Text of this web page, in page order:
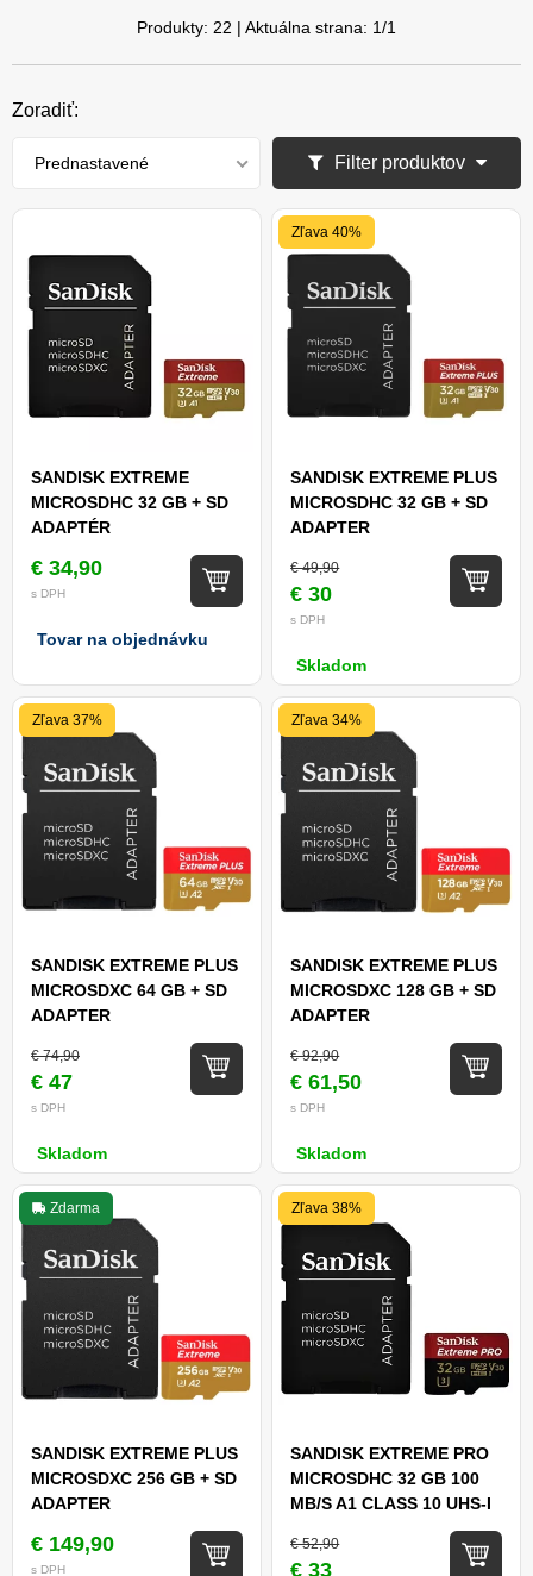
Produkty: 22 | Aktuálna strana: 1/1
Zoradiť:
Prednastavené Filter produktov
SANDISK EXTREME
MICROSDHC 32 GB + SD
ADAPTÉR
€ 34,90
s DPH
Tovar na objednávku
Zľava 40%
SANDISK EXTREME PLUS
MICROSDHC 32 GB + SD
ADAPTER
€ 49,90
€ 30
s DPH
Skladom
Zľava 37%
SANDISK EXTREME PLUS
MICROSDXC 64 GB + SD
ADAPTER
€ 74,90
€ 47
s DPH
Skladom
Zľava 34%
SANDISK EXTREME PLUS
MICROSDXC 128 GB + SD
ADAPTER
€ 92,90
€ 61,50
s DPH
Skladom
Zdarma
SANDISK EXTREME PLUS
MICROSDXC 256 GB + SD
ADAPTER
€ 149,90
s DPH
Zľava 38%
SANDISK EXTREME PRO
MICROSDHC 32 GB 100
MB/S A1 CLASS 10 UHS-I
€ 52,90
€ 33